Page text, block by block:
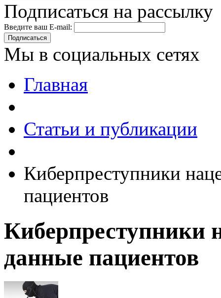
Подписаться на рассылку
Введите ваш E-mail:
Подписаться
Мы в социальных сетях
Главная
Статьи и публикации
Киберпреступники
пациентов
Киберпреступники
данные пациентов